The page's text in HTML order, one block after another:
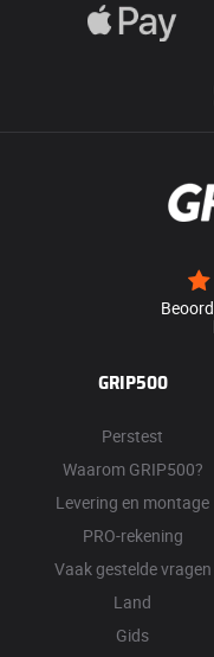
GRIP500
Perstest
Waarom GRIP500?
Levering en montage
PRO-rekening
Vaak gestelde vragen
Land
Gids